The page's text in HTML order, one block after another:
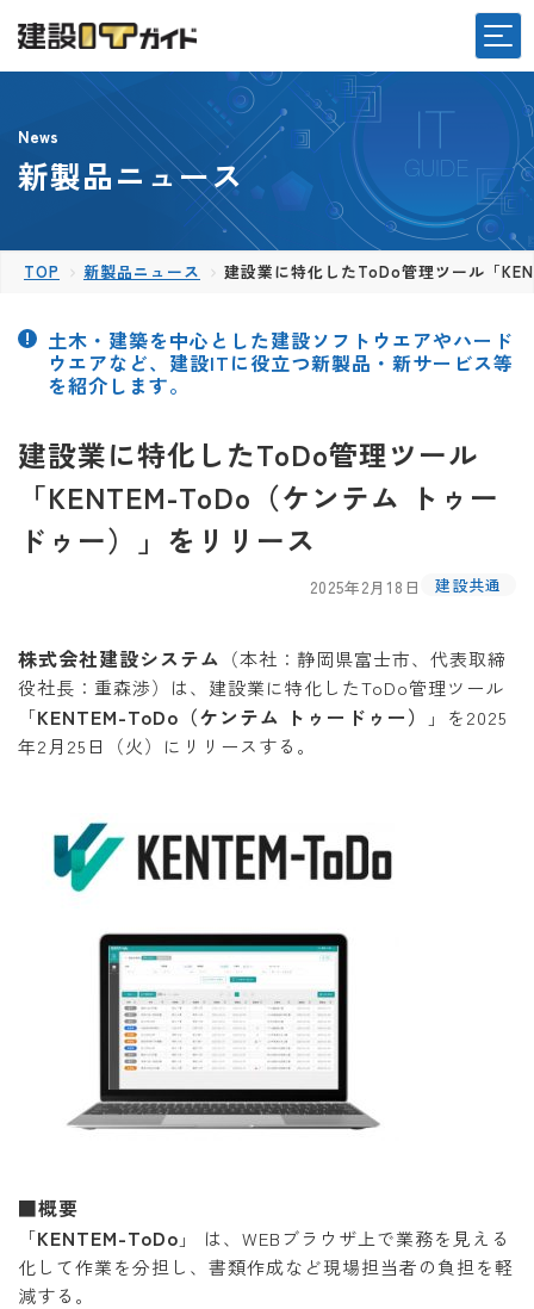
News
新製品ニュース
TOP 新製品ニュース 建設業に特化したToDo管理ツール「
土木・建築を中心とした建設ソフトウエアやハード
ウエアなど、建設ITに役立つ新製品・新サービス等
を紹介します。
建設業に特化したToDo管理ツール
「KENTEM-ToDo（ケンテム トゥー
ドゥー）」をリリース
2025年2月18日 建設共通
株式会社建設システム （本社：静岡県富士市、代表取締
役社長：重森渉）は、建設業に特化したToDo管理ツール
「KENTEM-ToDo（ケンテム トゥードゥー）
」を2025
年2月25日（火）にリリースする。
■概要
「KENTEM-ToDo 」 は、WEBブラウザ上で業務を見える
化して作業を分担し、書類作成など現場担当者の負担を軽
減する。